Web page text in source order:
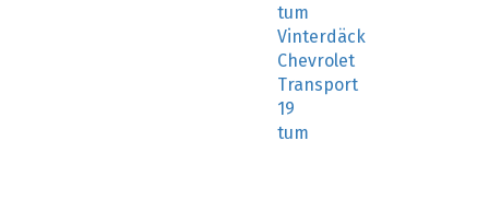
tum
Vinterdäck
Chevrolet
Transport
19
tum